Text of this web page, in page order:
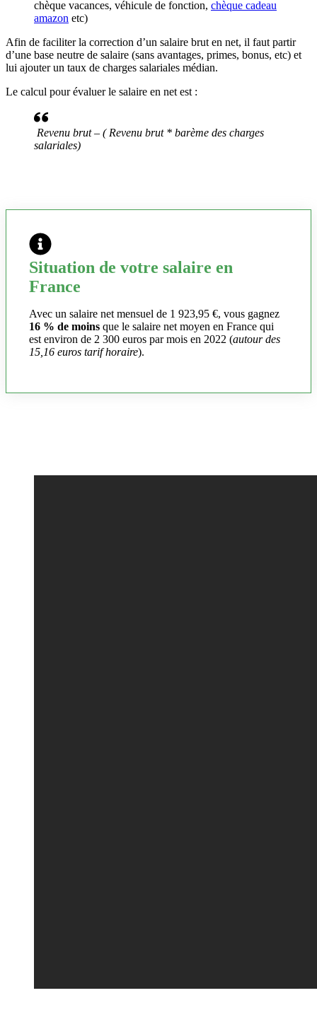
chèque vacances, véhicule de fonction, chèque cadeau
amazon etc)
Afin de faciliter la correction d’un salaire brut en net, il faut partir
d’une base neutre de salaire (sans avantages, primes, bonus, etc) et
lui ajouter un taux de charges salariales médian.
Le calcul pour évaluer le salaire en net est :
Revenu brut – ( Revenu brut * barème des charges
salariales)
Situation de votre salaire en
France
Avec un salaire net mensuel de 1 923,95 €, vous gagnez
16 % de moins que le salaire net moyen en France qui
est environ de 2 300 euros par mois en 2022 (autour des
15,16 euros tarif horaire).